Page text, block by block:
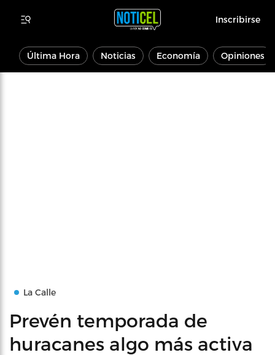
Inscribirse
Última Hora Noticias Economía Opiniones
La Calle
Prevén temporada de
huracanes algo más activa